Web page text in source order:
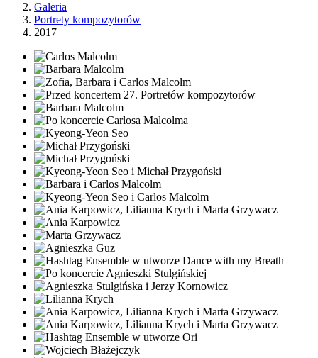
Galeria
Portrety kompozytorów
2017